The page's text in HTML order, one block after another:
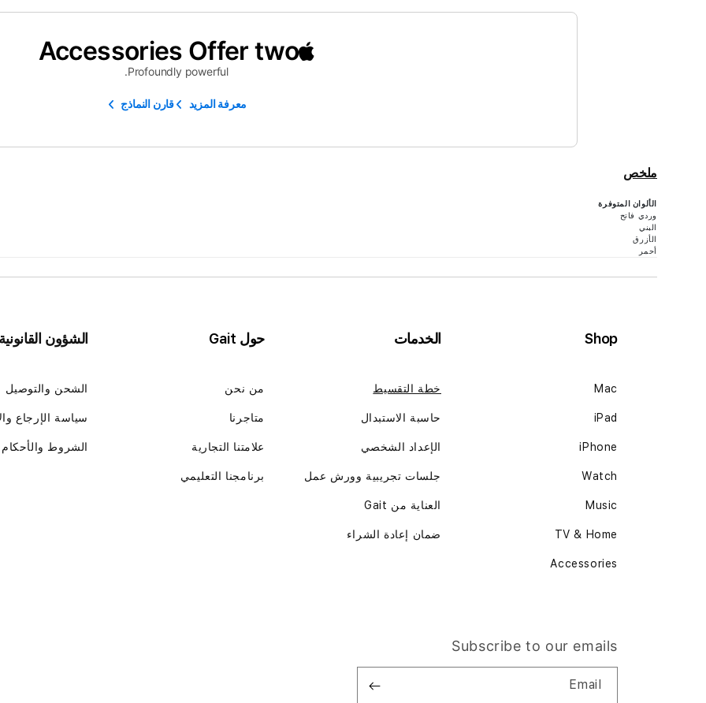
Accessories Offer two
Profoundly powerful.
معرفة المزيد قارن النماذج
ملخص
الألوان المتوفرة
وردي فاتح
البني
الأزرق
أحمر
Shop
Mac
iPad
iPhone
Watch
Music
TV & Home
Accessories
الخدمات
خطة التقسيط
حاسبة الاستبدال
الإعداد الشخصي
جلسات تجريبية وورش عمل
العناية من Gait
ضمان إعادة الشراء
حول Gait
من نحن
متاجرنا
علامتنا التجارية
برنامجنا التعليمي
الشؤون القانونية
الشحن والتوصيل
سياسة الإرجاع
الشروط والأحكام
Subscribe to our emails
Email